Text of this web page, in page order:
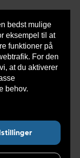
bedst mulige
eksempel til at
funktioner på
For den
at du aktiverer
behov.
>
Kontraventiler